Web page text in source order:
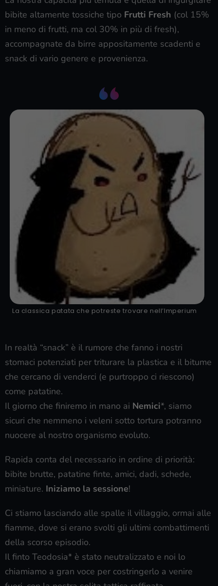
bibite altamente tossiche tipo Frutti Fresh (col 15%
in meno di frutti, ma col 30% in più di fresh),
accompagnate da birre appositamente scadenti e
snack di vario genere e provenienza.
La classica patata che potreste trovare nell’Imperium
In realtà “snack” è il rumore che fanno i nostri
stomaci potenziati per triturare la plastica e il bitume
che cercano di venderci (e purtroppo ci riescono)
come patatine.
Il giorno che finiremo in mano ai Nemici*, siamo
sicuri che nemmeno i veleni sotto tortura potranno
nuocere al nostro organismo evoluto.
Rapida conta del necessario in ordine di priorità:
bibite brutte, patatine finte, amici, dadi, schede,
miniature. Iniziamo la sessione!
Ci stiamo lasciando alle spalle il villaggio, ormai alle
fiamme, dove si erano svolti gli ultimi combattimenti
della scorso episodio.
Il finto Teodosia* è stato neutralizzato e noi lo
chiamiamo a gran voce per costringerlo a venire